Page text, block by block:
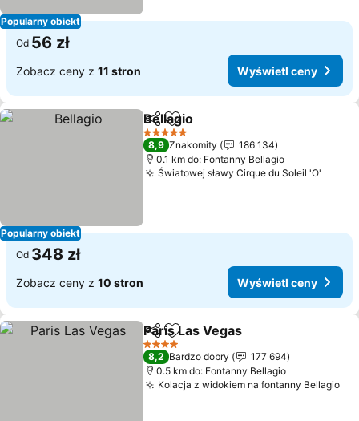
Popularny obiekt
Od 56 zł
Zobacz ceny z 11 stron Wyświetl ceny
Popularny obiekt
UdostępnijDodaj do ulubionych
Bellagio
5 Kategoria
8,9 Znakomity
186 134
0.1 km do: Fontanny Bellagio
Światowej sławy Cirque du Soleil 'O'
Od 348 zł
Zobacz ceny z 10 stron Wyświetl ceny
UdostępnijDodaj do ulubionych
Paris Las Vegas
4 Kategoria
8,2 Bardzo dobry
177 694
0.5 km do: Fontanny Bellagio
Kolacja z widokiem na fontanny Bellagio